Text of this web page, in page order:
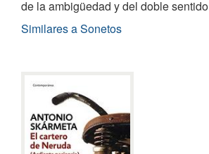
de la ambigüedad y del doble sentido
Similares a Sonetos